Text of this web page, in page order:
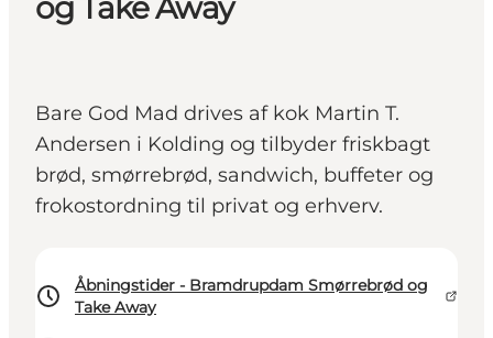
og Take Away
Bare God Mad drives af kok Martin T.
Andersen i Kolding og tilbyder friskbagt
brød, smørrebrød, sandwich, buffeter og
frokostordning til privat og erhverv.
Åbningstider - Bramdrupdam Smørrebrød og
Take Away